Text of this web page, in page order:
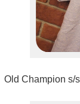
Old Champion s/